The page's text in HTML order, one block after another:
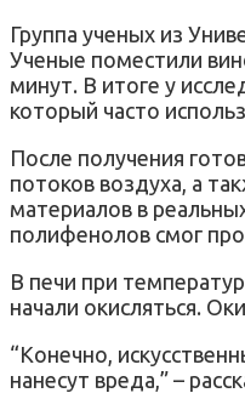
Группа ученых из
Ученые поместили
минут. В итоге у
который часто
После получения
потоков воздуха, а
материалов в
полифенолов смог
В печи при
начали окисляться.
“Конечно,
нанесут вреда,” –